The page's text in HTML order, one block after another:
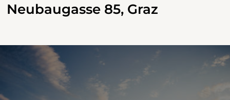
Neubaugasse 85, Graz